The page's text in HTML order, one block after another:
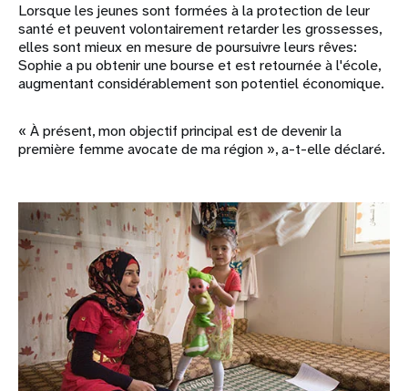
Lorsque les jeunes sont formées à la protection de leur
santé et peuvent volontairement retarder les grossesses,
elles sont mieux en mesure de poursuivre leurs rêves:
Sophie a pu obtenir une bourse et est retournée à l'école,
augmentant considérablement son potentiel économique.
« À présent, mon objectif principal est de devenir la
première femme avocate de ma région », a-t-elle déclaré.